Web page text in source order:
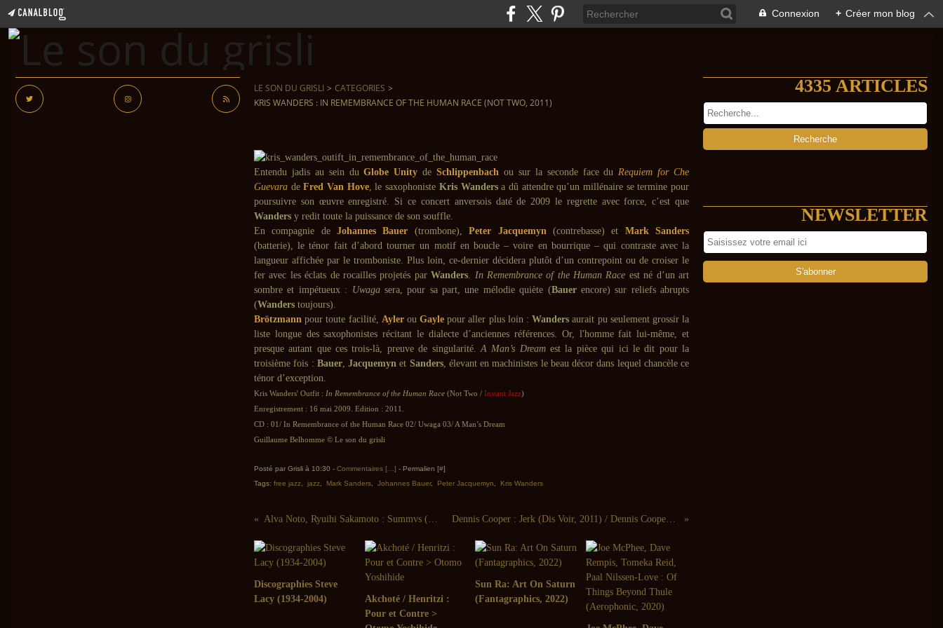
Connexion + Créer mon blog
LE SON DU GRISLI > CATEGORIES >
KRIS WANDERS : IN REMEMBRANCE OF THE HUMAN RACE (NOT TWO, 2011)
Entendu jadis au sein duGlobe Unity deSchlippenbach ou sur la seconde face duRequiem for Che
Guevara deFred Van Hove, le saxophoniste Kris Wandersa dû attendre qu’un millénaire se termine pour
poursuivre son œuvre enregistré. Si ce concert anversois daté de 2009 le regrette avec force, c’est que
Wanders y redit toute la puissance de son souffle.
En compagnie deJohannes Bauer (trombone),Peter Jacquemyn (contrebasse) et Mark Sanders
(batterie), le ténor fait d’abord tourner un motif en boucle – voire en bourrique – qui contraste avec la
langueur affichée par le tromboniste. Plus loin, ce-dernier décidera plutôt d’un contrepoint ou de croiser le
fer avec les éclats de rocailles projetés parWanders. In Remembrance of the Human Race est né d’un art
sombre et impétueux : Uwaga sera, pour sa part, une mélodie quiète (Bauer encore) sur reliefs abrupts
(Wanders toujours).
Brötzmannpour toute facilité, Ayler ouGaylepour aller plus loin :Wandersaurait pu seulement grossir la
liste longue des saxophonistes récitant le dialecte d’anciennes références. Or, l'homme fait lui-même, et
presque autant que ces trois-là, preuve de singularité.A Man’s Dreamest la pièce qui ici le dit pour la
troisième fois : Bauer, Jacquemynet Sanders, élevant en machinistes le beau décor dans lequel chancèle ce
ténor d’exception.
Kris Wanders' Outfit : In Remembrance of the Human Race (Not Two / Instant Jazz)
Enregistrement : 16 mai 2009. Edition : 2011.
CD : 01/ In Remembrance of the Human Race 02/ Uwaga 03/ A Man’s Dream
Guillaume Belhomme © Le son du grisli
Posté par Grisli à 10:30 - Commentaires [ ] - Permalien [#]
Tags: free jazz jazz Mark Sanders Johannes Bauer, Peter Jacquemyn Kris Wanders
Alva Noto, Ryuihi Sakamoto : Summvs (Raster-Noton, 2011) Dennis Cooper : Jerk (Dis Voir, 2011) / Dennis Cooper : Them (Tzadik, 2011)
Discographies Steve
Lacy (1934-2004)
Akchoté / Henritzi :
Pour et Contre >
Sun Ra: Art On Saturn
(Fantagraphics, 2022)
4335 ARTICLES
NEWSLETTER